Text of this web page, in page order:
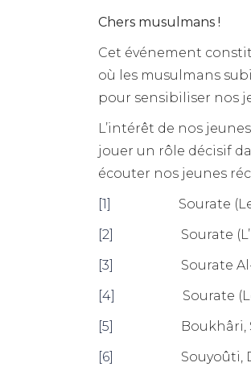
Chers musulmans !
Cet événement
où les musulmans
pour sensibiliser nos
L’intérêt de nos
jouer un rôle décisif
écouter nos jeunes
[1]
Sourate (Les
[2]
Sourate
[3]
Sourate Al-
[4]
Sourate (Les
[5]
Boukhâri,
[6]
Souyoûti,